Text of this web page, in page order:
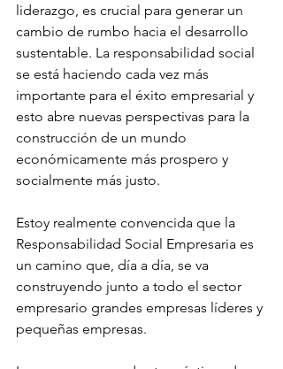
liderazgo, es crucial para generar un
cambio de rumbo hacia el desarrollo
sustentable. La responsabilidad social
se está haciendo cada vez más
importante para el éxito empresarial y
esto abre nuevas perspectivas para la
construcción de un mundo
económicamente más prospero y
socialmente más justo.
Estoy realmente convencida que la
Responsabilidad Social Empresaria es
un camino que, día a día, se va
construyendo junto a todo el sector
empresario grandes empresas líderes y
pequeñas empresas.